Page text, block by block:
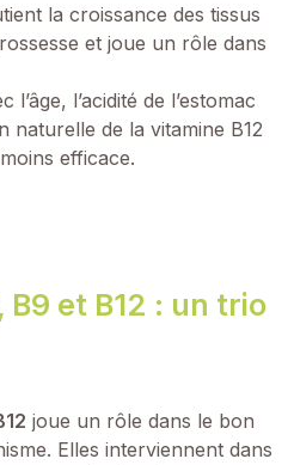
la croissance des tissus
et joue un rôle dans
l’âge, l’acidité de l’estomac
naturelle de la vitamine B12
efficace.
B9 et B12 : un trio
joue un rôle dans le bon
Elles interviennent dans